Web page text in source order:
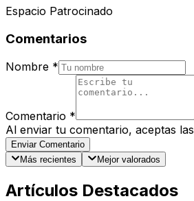
Espacio Patrocinado
Comentarios
Nombre *
Comentario *
Al enviar tu comentario, aceptas las
Enviar Comentario
Más recientes
Mejor valorados
Artículos Destacados